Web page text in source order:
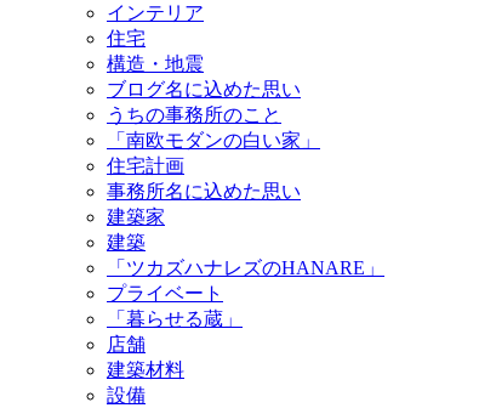
インテリア
住宅
構造・地震
ブログ名に込めた思い
うちの事務所のこと
「南欧モダンの白い家」
住宅計画
事務所名に込めた思い
建築家
建築
「ツカズハナレズのHANARE」
プライベート
「暮らせる蔵」
店舗
建築材料
設備